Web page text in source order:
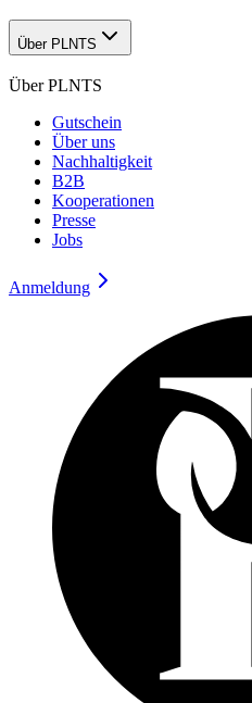
Über PLNTS
Über PLNTS
Gutschein
Über uns
Nachhaltigkeit
B2B
Kooperationen
Presse
Jobs
Anmeldung